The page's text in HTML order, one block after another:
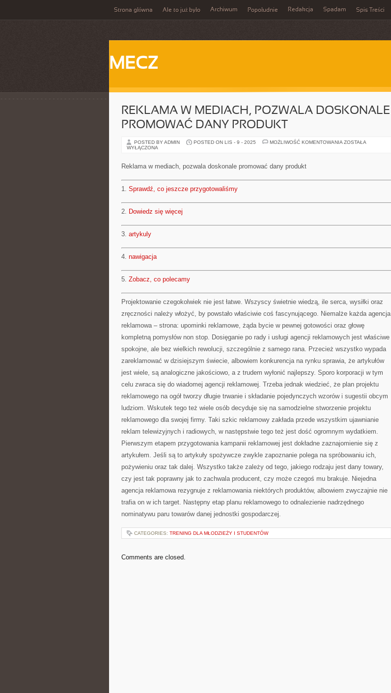
Strona główna Ale to już było Archiwum Popołudnie Redakcja Spadam Spis Treści
MECZ
REKLAMA W MEDIACH, POZWALA DOSKONALE
PROMOWAĆ DANY PRODUKT
POSTED BY ADMIN POSTED ON LIS - 9 - 2025 MOŻLIWOŚĆ KOMENTOWANIA REKLAMA
PRODUKT
ZOSTAŁA
WYŁĄCZONA
Reklama w mediach, pozwala doskonale promować dany produkt
1. Sprawdź, co jeszcze przygotowaliśmy
2. Dowiedz się więcej
3. artykuly
4. nawigacja
5. Zobacz, co polecamy
Projektowanie czegokolwiek nie jest łatwe. Wszyscy świetnie wiedzą, ile serca, wysiłki oraz
zręczności należy włożyć, by powstało właściwie coś fascynującego. Niemalże każda agencja
reklamowa – strona: upominki reklamowe, żąda bycie w pewnej gotowości oraz głowę
kompletną pomysłów non stop. Dosięganie po rady i usługi agencji reklamowych jest właściwe
spokojne, ale bez wielkich rewolucji, szczególnie z samego rana. Przecież wszystko wypada
zareklamować w dzisiejszym świecie, albowiem konkurencja na rynku sprawia, że artykułów
jest wiele, są analogiczne jakościowo, a z trudem wyłonić najlepszy. Sporo korporacji w tym
celu zwraca się do wiadomej agencji reklamowej. Trzeba jednak wiedzieć, że plan projektu
reklamowego na ogół tworzy długie trwanie i składanie pojedynczych wzorów i sugestii obcym
ludziom. Wskutek tego też wiele osób decyduje się na samodzielne stworzenie projektu
reklamowego dla swojej firmy. Taki szkic reklamowy zakłada przede wszystkim ujawnianie
reklam telewizyjnych i radiowych, w następstwie tego też jest dość ogromnym wydatkiem.
Pierwszym etapem przygotowania kampanii reklamowej jest dokładne zaznajomienie się z
artykułem. Jeśli są to artykuły spożywcze zwykle zapoznanie polega na spróbowaniu ich,
pożywieniu oraz tak dalej. Wszystko także zależy od tego, jakiego rodzaju jest dany towary,
czy jest tak poprawny jak to zachwala producent, czy może czegoś mu brakuje. Niejedna
agencja reklamowa rezygnuje z reklamowania niektórych produktów, albowiem zwyczajnie nie
trafia on w ich target. Następny etap planu reklamowego to odnalezienie nadrzędnego
nominatywu paru towarów danej jednostki gospodarczej.
CATEGORIES: TRENING DLA MŁODZIEŻY I STUDENTÓW
Comments are closed.